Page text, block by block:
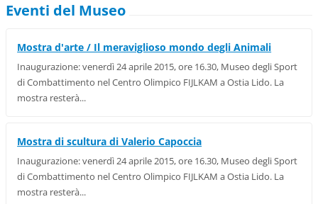
Eventi del Museo
Mostra d'arte / Il meraviglioso mondo degli Animali
Inaugurazione: venerdì 24 aprile 2015, ore 16.30, Museo degli Sport
di Combattimento nel Centro Olimpico FIJLKAM a Ostia Lido. La
mostra resterà...
Mostra di scultura di Valerio Capoccia
Inaugurazione: venerdì 24 aprile 2015, ore 16.30, Museo degli Sport
di Combattimento nel Centro Olimpico FIJLKAM a Ostia Lido. La
mostra resterà...